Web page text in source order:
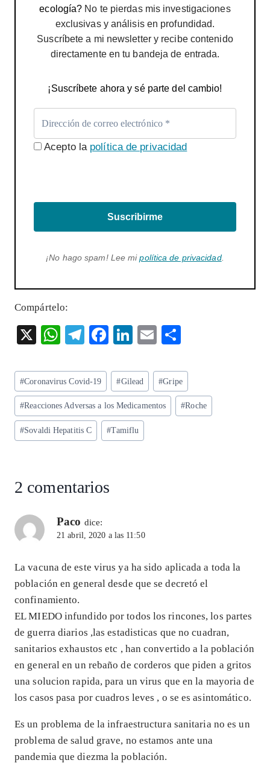
ecología? No te pierdas mis investigaciones
exclusivas y análisis en profundidad.
Suscríbete a mi newsletter y recibe contenido
directamente en tu bandeja de entrada.
¡Suscríbete ahora y sé parte del cambio!
Acepto la política de privacidad
Suscribirme
¡No hago spam! Lee mipolítica de privacidad.
Compártelo:
X
W
ts
A
p
p
T
eg
ra
m
F
eb
o
o
k
Li
ke
dI
n
E
ai
l
re
Etiquetas
de
la
entrada:
#Coronavirus Covid-19 #Gilead #Gripe
#Reacciones Adversas a los Medicamentos #Roche
#Sovaldi Hepatitis C #Tamiflu
2 comentarios
Paco dice:
21 abril, 2020 a las 11:50
La vacuna de este virus ya ha sido aplicada a toda la
población en general desde que se decretó el
confinamiento.
EL MIEDO infundido por todos los rincones, los partes
de guerra diarios ,las estadisticas que no cuadran,
sanitarios exhaustos etc , han convertido a la población
en general en un rebaño de corderos que piden a gritos
una solucion rapida, para un virus que en la mayoria de
los casos pasa por cuadros leves , o se es asintomático.
Es un problema de la infraestructura sanitaria no es un
problema de salud grave, no estamos ante una
pandemia que diezma la población.